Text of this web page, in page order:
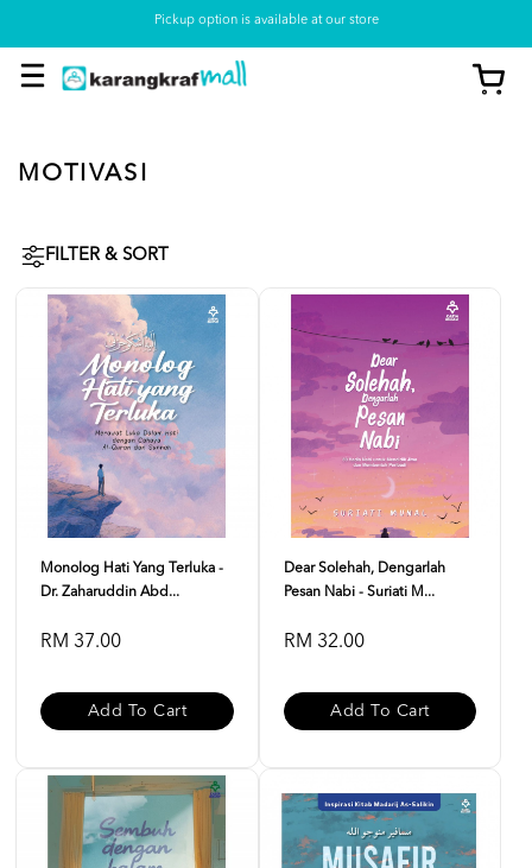
Pickup option is available at our store
MOTIVASI
FILTER & SORT
Monolog Hati Yang Terluka -
Dr. Zaharuddin Abd...
RM 37.00
Add To Cart
Dear Solehah, Dengarlah
Pesan Nabi - Suriati M...
RM 32.00
Add To Cart